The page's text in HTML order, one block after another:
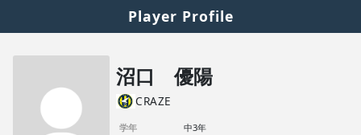
Player Profile
沼口 優陽
CRAZE
学年
中3年